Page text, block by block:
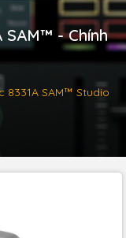
SAM™ - Chính
8331A SAM™ Studio